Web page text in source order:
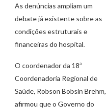
As denúncias ampliam um
debate já existente sobre as
condições estruturais e
financeiras do hospital.
O coordenador da 18ª
Coordenadoria Regional de
Saúde, Robson Bobsin Brehm,
afirmou que o Governo do